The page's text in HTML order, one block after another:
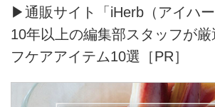
▶通販サイト「iHerb（アイハ
10年以上の編集部スタッフが
フケアアイテム10選［PR］